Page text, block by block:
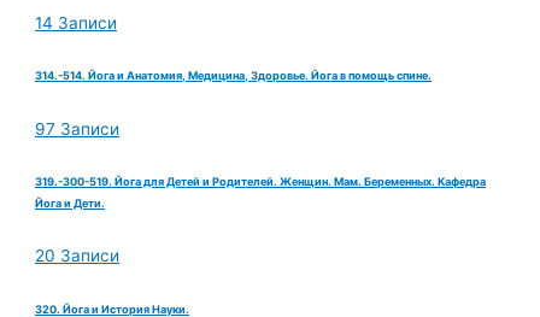
14 Записи
314.-514. Йога и Анатомия, Медицина, Здоровье. Йога в помощь спине.
97 Записи
319.-300-519. Йога для Детей и Родителей. Женщин. Мам. Беременных. Кафедра
Йога и Дети.
20 Записи
320. Йога и История Науки.